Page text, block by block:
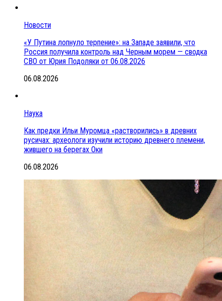
Новости
«У Путина лопнуло терпение»: на Западе заявили, что
Россия получила контроль над Черным морем — сводка
СВО от Юрия Подоляки от 06.08.2026
06.08.2026
Наука
Как предки Ильи Муромца «растворились» в древних
русичах: археологи изучили историю древнего племени,
жившего на берегах Оки
06.08.2026